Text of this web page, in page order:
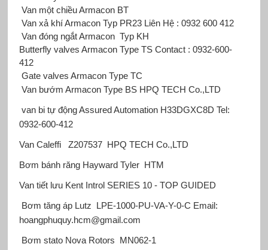
Van một chiều Armacon BT
Van xả khí Armacon Typ PR23 Liên Hệ : 0932 600 412
Van đóng ngắt ArmaconTyp KH
Butterfly valves Armacon Type TS Contact : 0932-600-
412
Gate valves Armacon Type TC
Van bướm ArmaconType BS HPQ TECH Co.,LTD
van bi tự động Assured AutomationH33DGXC8D Tel:
0932-600-412
Van Caleffi
Z207537 HPQ TECH Co.,LTD
Bơm bánh răng Hayward TylerHTM
Van tiết lưu Kent IntrolSERIES 10 - TOP GUIDED
Bơm tăng áp Lutz LPE-1000-PU-VA-Y-0-C Email:
hoangphuquy.hcm@gmail.com
Bơm stato Nova Rotors MN062-1